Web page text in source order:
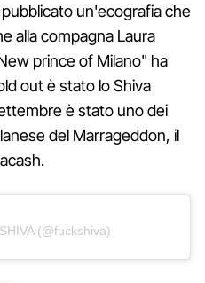
un'ecografia che
alla compagna Laura
prince of Milano" ha
out è stato lo Shiva
è stato uno dei
del Marrageddon, il
(@fuckshiva)